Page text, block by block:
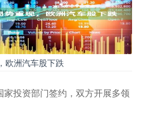
欧洲汽车股下跌
投资部门签约，双方开展多领